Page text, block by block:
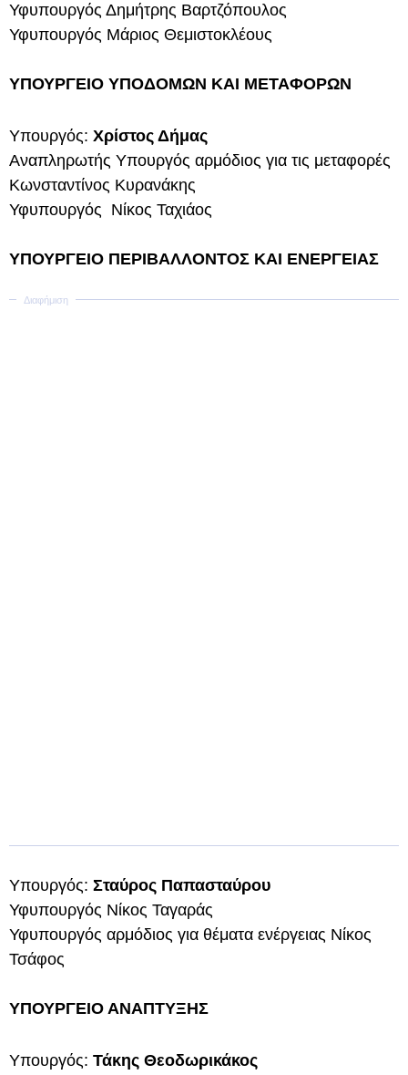
Υφυπουργός Δημήτρης Βαρτζόπουλος
Υφυπουργός Μάριος Θεμιστοκλέους
ΥΠΟΥΡΓΕΙΟ ΥΠΟΔΟΜΩΝ ΚΑΙ ΜΕΤΑΦΟΡΩΝ
Υπουργός: Χρίστος Δήμας
Αναπληρωτής Υπουργός αρμόδιος για τις μεταφορές
Κωνσταντίνος Κυρανάκης
Υφυπουργός Νίκος Ταχιάος
ΥΠΟΥΡΓΕΙΟ ΠΕΡΙΒΑΛΛΟΝΤΟΣ ΚΑΙ ΕΝΕΡΓΕΙΑΣ
Υπουργός: Σταύρος Παπασταύρου
Υφυπουργός Νίκος Ταγαράς
Υφυπουργός αρμόδιος για θέματα ενέργειας Νίκος
Τσάφος
ΥΠΟΥΡΓΕΙΟ ΑΝΑΠΤΥΞΗΣ
Υπουργός: Τάκης Θεοδωρικάκος